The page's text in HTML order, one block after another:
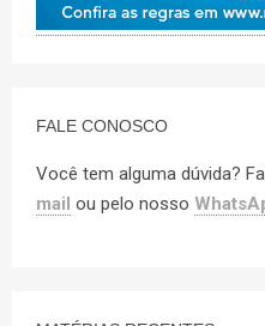
FALE CONOSCO
Você tem alguma dúvida?
mail ou pelo nosso